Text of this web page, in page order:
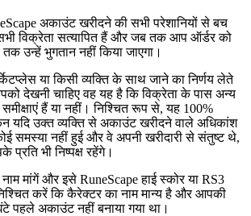
अकाउंट खरीदने की सभी परेशानियों से बच
विक्रेता सत्यापित हैं और जब तक आप ऑर्डर को
तक उन्हें भुगतान नहीं किया जाएगा।
या किसी व्यक्ति के साथ जाने का निर्णय लेते
देखनी चाहिए वह यह है कि विक्रेता के पास अन्य
हैं या नहीं। निश्चित रूप से, यह 100%
यदि उक्त व्यक्ति से अकाउंट खरीदने वाले अधिकांश
समस्या नहीं हुई और वे अपनी खरीदारी से संतुष्ट थे,
प्रति भी निष्पक्ष रहेंगे।
मांगें और इसे RuneScape हाई स्कोर या RS3
करें कि कैरेक्टर का नाम मान्य है और आपकी
पहले अकाउंट नहीं बनाया गया था।